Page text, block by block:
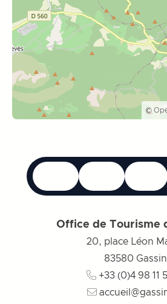
©
Langues
Fermer le menu
Accessibilité
Fermer le menu
Office de Tourisme
20, place Léon
83580 Gassin
+33 (0)4 98 11